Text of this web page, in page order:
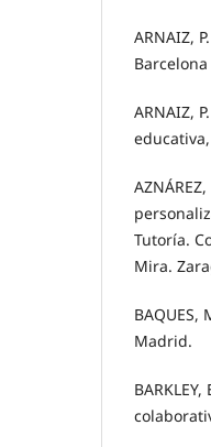
ARNAIZ,
Barcelona
ARNAIZ,
Tutoría.
Mira.
BAQUES,
Madrid.